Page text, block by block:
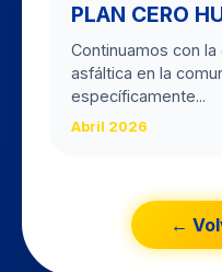
PLAN CERO
Continuamos con
asfáltica en la
específicamente...
Abril 2026
←